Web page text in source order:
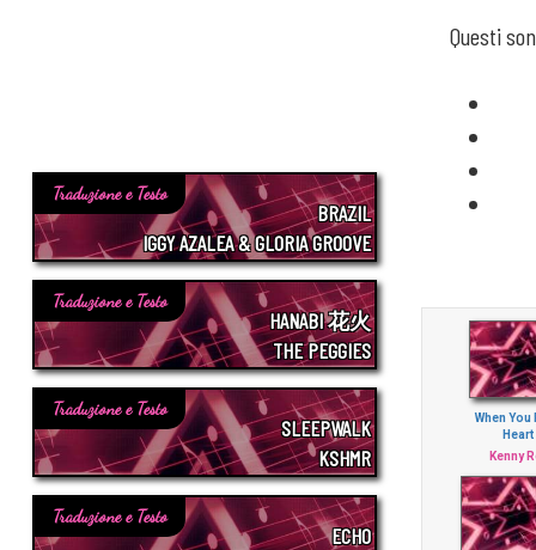
Questi
When You
Heart
Kenny
Traduzione e Testo
BRAZIL
IGGY AZALEA & GLORIA GROOVE
Traduzione e Testo
HANABI 花火
THE PEGGIES
Traduzione e Testo
SLEEPWALK
KSHMR
Traduzione e Testo
ECHO